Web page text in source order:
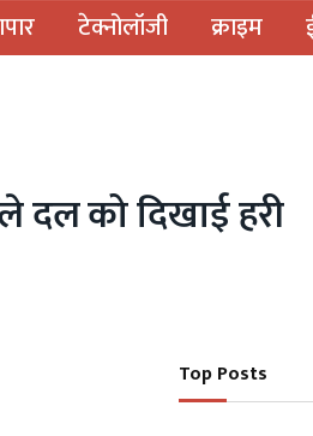
टेक्नोलॉजी क्राइम
दल को दिखाई हरी
Top Posts